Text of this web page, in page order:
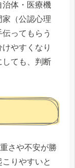
治体・医療機
（公認心理
ってもらう
やすくなり
しても、判断
さや不安が勝
りやすいと